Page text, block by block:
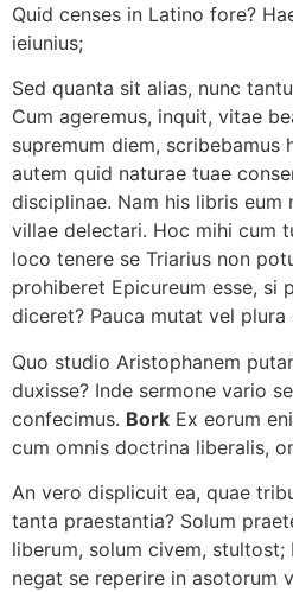
Quid censes in Latino fore?
ieiunius;
Sed quanta sit alias, nunc
Cum ageremus, inquit, vitae
supremum diem, scribebamus
autem quid naturae tuae
disciplinae. Nam his libris
villae delectari. Hoc mihi cum
loco tenere se Triarius non
prohiberet Epicureum esse, si
diceret? Pauca mutat vel plura
Quo studio Aristophanem
duxisse? Inde sermone vario
confecimus. Bork Ex eorum
cum omnis doctrina liberalis,
An vero displicuit ea, quae
tanta praestantia? Solum
liberum, solum civem,
negat se reperire in asotorum